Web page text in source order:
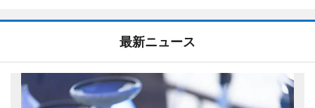
最新ニュース